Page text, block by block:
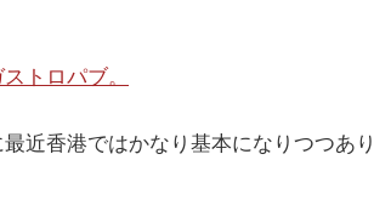
トロパブ。
近香港ではかなり基本になりつつあ